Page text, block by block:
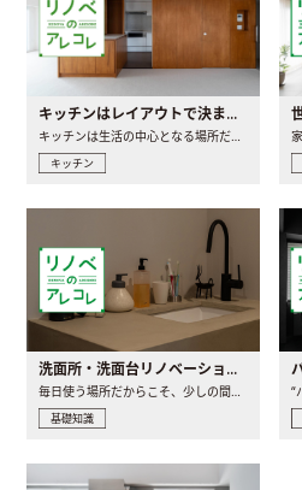
キッチンはレイアウトで決まる。後悔しないための考え方と選び方
キッチン
洗面所・洗面台リノベーションの事例と間取りアイデア
毎日使う場所だからこそ、少しの間取りの工夫や素材の選び方で..
基礎知識